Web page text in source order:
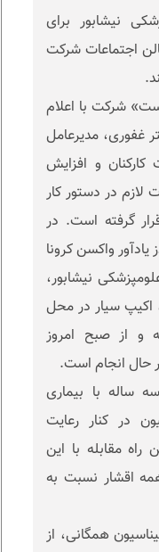
نیشابور برای
اجتماعات شرکت
شرکت با اعلام
غفوری، مدیرعامل
و افزایش
لازم در دستور کار
گرفته است. در
واکسن کرونا
نیشابور،
اکیپ سیار در محل
و از صبح امروز
ساله با بیماری
در کنار رعایت
راه مقابله با این
اقشار نسبت به
همگانی، از